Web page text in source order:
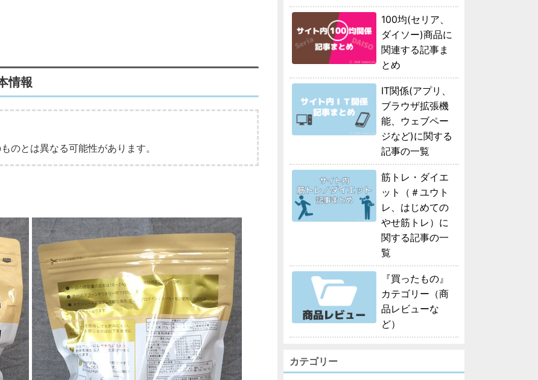
情報
のとは異なる可能性があります。
100均(セリア、
ダイソー)商品に
関連する記事ま
とめ
IT関係(アプリ、
ブラウザ拡張機
能、ウェブペー
ジなど)に関する
記事の一覧
筋トレ・ダイエ
ット（＃ユウト
レ、はじめての
やせ筋トレ）に
関する記事の一
覧
『買ったもの』
カテゴリー（商
品レビューな
ど）
カテゴリー